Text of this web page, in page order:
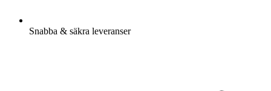
Snabba & säkra leveranser